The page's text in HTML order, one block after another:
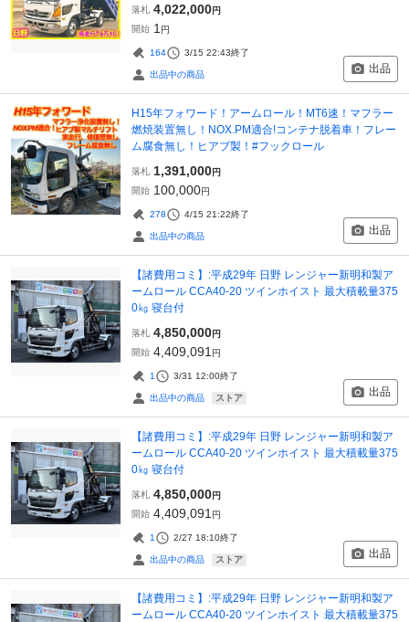
落札 4,022,000円
開始 1 円
164 3/15 22:43終了
出品中の商品 出品
H15年フォワード！アームロール！MT6速！マフラー
燃焼装置無し！NOX.PM適合!コンテナ脱着車！フレー
ム腐食無し！ヒアブ製！#フックロール
落札 1,391,000円
開始 100,000円
278 4/15 21:22終了
出品中の商品 出品
【諸費用コミ】:平成29年 日野 レンジャー新明和製ア
ームロール CCA40-20 ツインホイスト 最大積載量375
0㎏ 寝台付
落札 4,850,000円
開始 4,409,091 円
1 3/31 12:00終了
出品中の商品 ストア 出品
【諸費用コミ】:平成29年 日野 レンジャー新明和製ア
ームロール CCA40-20 ツインホイスト 最大積載量375
0㎏ 寝台付
落札 4,850,000円
開始 4,409,091 円
1 2/27 18:10終了
出品中の商品 ストア 出品
【諸費用コミ】:平成29年 日野 レンジャー新明和製ア
ームロール CCA40-20 ツインホイスト 最大積載量375